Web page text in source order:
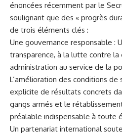
énoncées récemment par le
soulignant que des « progrès
de trois éléments clés :
Une gouvernance responsable :
transparence, à la lutte contre la
administration au service de la
L’amélioration des conditions
explicite de résultats concrets
gangs armés et le
préalable indispensable à toute
Un partenariat international